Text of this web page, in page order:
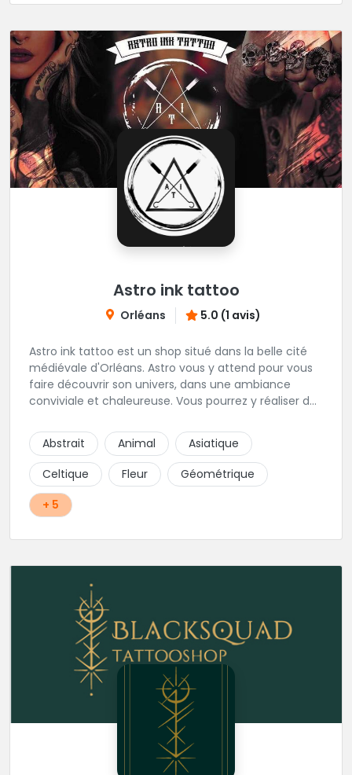
Astro ink tattoo
Orléans 5.0 (1 avis)
Astro ink tattoo est un shop situé dans la belle cité
médiévale d'Orléans. Astro vous y attend pour vous
faire découvrir son univers, dans une ambiance
conviviale et chaleureuse. Vous pourrez y réaliser des
Géométriques ou encore lignes fines.
Abstrait Animal
Asiatique
Celtique
Fleur
Géométrique
+ 5